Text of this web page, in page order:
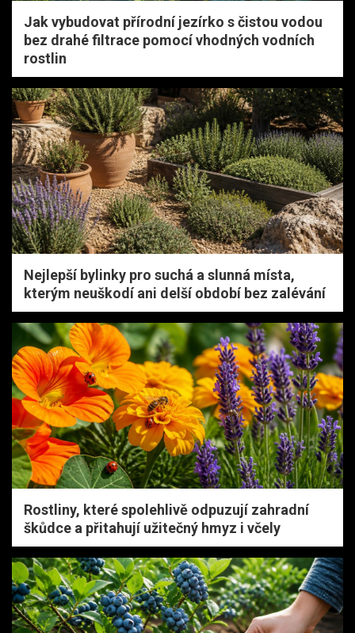
Jak vybudovat přírodní jezírko s čistou vodou
bez drahé filtrace pomocí vhodných vodních
rostlin
Nejlepší bylinky pro suchá a slunná místa,
kterým neuškodí ani delší období bez zalévání
Rostliny, které spolehlivě odpuzují zahradní
škůdce a přitahují užitečný hmyz i včely